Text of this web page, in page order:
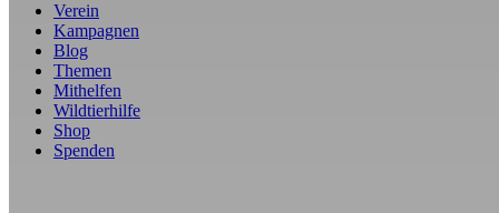
Verein
Kampagnen
Blog
Themen
Mithelfen
Wildtierhilfe
Shop
Spenden